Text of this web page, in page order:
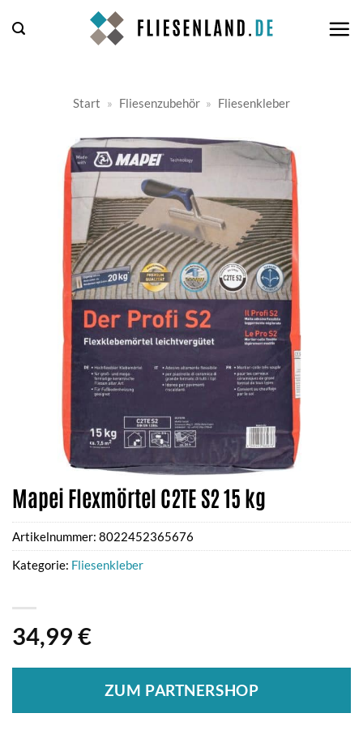
Inhalt
Start » Fliesenzubehör » Fliesenkleber
Mapei Flexmörtel C2TE S2 15 kg
34,99 €
ZUM PARTNERSHOP
Artikelnummer: 8022452365676
Kategorie: Fliesenkleber